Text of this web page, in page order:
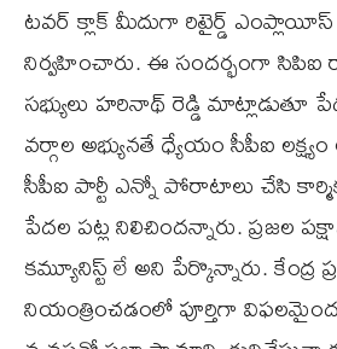
టవర్ క్లాక్ మీదుగా రిటైర్డ్
నిర్వహించారు. ఈ సందర్భంగా సిపిఐ
సభ్యులు హరినాథ్ రెడ్డి మాట్లాడుతూ
వర్గాల అభ్యునతే ధ్యేయం సీపీఐ
సీపీఐ పార్టీ ఎన్నో పోరాటాలు చేసి
పేదల పట్ల నిలిచిందన్నారు. ప్రజల
కమ్యూనిస్ట్ లే అని పేర్కొన్నారు. కేంద్ర
నియంత్రించడంలో పూర్తిగా